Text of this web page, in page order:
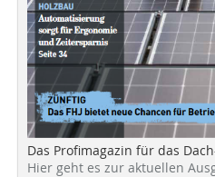
Das Profimagazin für das
Hier geht es zur aktuellen